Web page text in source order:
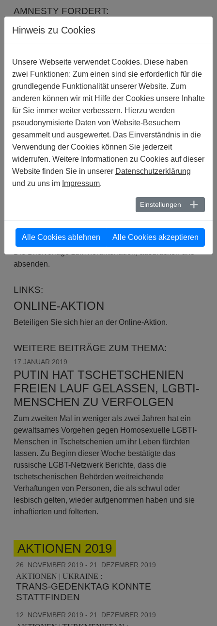
AMNESTY FORDERT:
Bitte führen Sie umgehend eine zielführende und
Tötung von vermeintlichen LGBTI in
Tschetschenien durch und gewährleisten Sie,
dass alle Täter_innen und Kompliz_innen
solcher Verbrechen vor Gericht gestellt werden.
Ergreifen Sie bitte alle notwendigen Maßnahmen,
um die Sicherheit derjenigen zu gewährleisten,
die in Tschetschenien aufgrund ihrer
tatsächlichen oder vermeintlichen sexuellen
Orientierung in Gefahr sein könnten und
jeden diskriminierenden Kommentar von
Regierungsvertreter_innen, insbesondere gegen
BRIEFVORLAGE URGENT ACTION
RUSSLAND
absenden.
LINKS:
ONLINE-AKTION
Beteiligen Sie sich hier an der Online-Aktion.
WEITERE BEITRÄGE ZUM THEMA:
17.JANUAR 2019
PUTIN HAT TSCHETSCHENIEN
FREIEN LAUF GELASSEN, LGBTI-
MENSCHEN ZU VERFOLGEN
Zum zweiten Mal in weniger als zwei Jahren hat ein
gewaltsames Vorgehen gegen Homosexuelle LGBTI-
Menschen in Tschetschenien um ihr Leben fürchten
lassen. Zu Beginn dieser Woche bestätigte das
russische LGBT-Netzwerk Berichte, dass die
tschetschenischen Behörden weitreichende
Verhaftungen von Personen, die als schwul oder
lesbisch gelten, wieder aufgenommen haben und sie
inhaftierten und folterten.
AKTIONEN 2019
26. NOVEMBER 2019 - 21. DEZEMBER 2019
AKTIONEN | UKRAINE :
TRANS-GEDENKTAG KONNTE
STATTFINDEN
12. NOVEMBER 2019 - 21. DEZEMBER 2019
Hinweis zu Cookies
Unsere Webseite verwendet Cookies. Diese haben
zwei Funktionen: Zum einen sind sie erforderlich für die
grundlegende Funktionalität unserer Website. Zum
anderen können wir mit Hilfe der Cookies unsere Inhalte
für Sie immer weiter verbessern. Hierzu werden
pseudonymisierte Daten von Website-Besuchern
gesammelt und ausgewertet. Das Einverständnis in die
Verwendung der Cookies können Sie jederzeit
widerrufen. Weitere Informationen zu Cookies auf dieser
Website finden Sie in unserer Datenschutzerklärung
und zu uns im Impressum.
Einstellungen
Alle Cookies ablehnen Alle Cookies akzeptieren